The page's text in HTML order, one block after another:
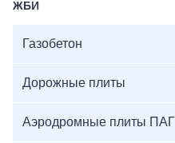
ЖБИ
Газобетон
Дорожные плиты
Аэродромные плиты ПАГ